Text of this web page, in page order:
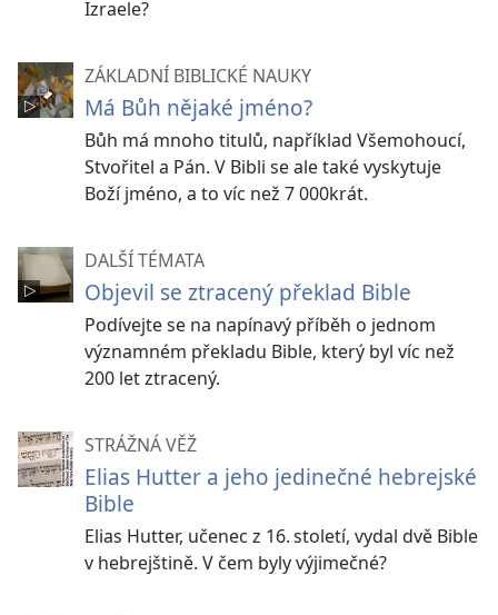
Izraele?
ZÁKLADNÍ BIBLICKÉ NAUKY
Má Bůh nějaké jméno?
Bůh má mnoho titulů, například Všemohoucí,
Stvořitel a Pán. V Bibli se ale také vyskytuje
Boží jméno, a to víc než 7 000krát.
DALŠÍ TÉMATA
Objevil se ztracený překlad Bible
Podívejte se na napínavý příběh o jednom
významném překladu Bible, který byl víc než
200 let ztracený.
STRÁŽNÁ VĚŽ
Elias Hutter a jeho jedinečné hebrejské
Bible
Elias Hutter, učenec z 16. století, vydal dvě Bible
v hebrejštině. V čem byly výjimečné?